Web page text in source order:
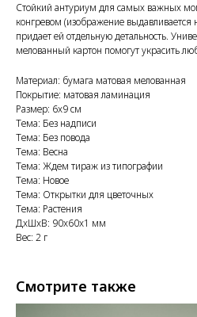
Стойкий антуриум для самых важных
конгревом (изображение выдавливается
придает ей отдельную детальность.
мелованный картон помогут украсить
Материал: бумага матовая мелованная
Покрытие: матовая ламинация
Размер: 6x9 см
Тема: Без надписи
Тема: Без повода
Тема: Весна
Тема: Ждем тираж из типографии
Тема: Новое
Тема: Открытки для цветочных
Тема: Растения
ДxШxВ: 90x60x1 мм
Вес: 2 г
Смотрите также